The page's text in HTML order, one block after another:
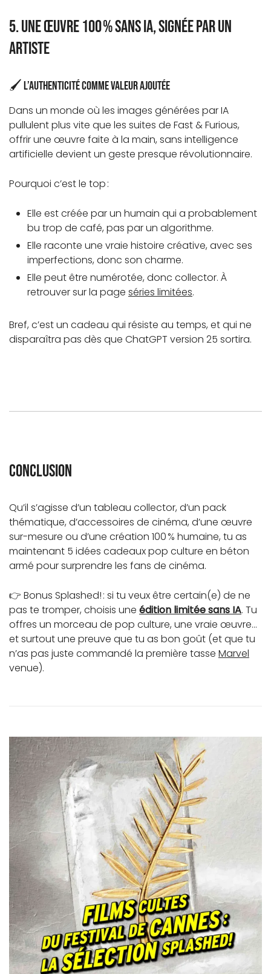
5. Une œuvre 100 % sans IA, signée par un
artiste
🖌️ L’authenticité comme valeur ajoutée
Dans un monde où les images générées par IA
pullulent plus vite que les suites de Fast & Furious,
offrir une œuvre faite à la main, sans intelligence
artificielle devient un geste presque révolutionnaire.
Pourquoi c’est le top :
Elle est créée par un humain qui a probablement
bu trop de café, pas par un algorithme.
Elle raconte une vraie histoire créative, avec ses
imperfections, donc son charme.
Elle peut être numérotée, donc collector. À
retrouver sur la page séries limitées.
Bref, c’est un cadeau qui résiste au temps, et qui ne
disparaîtra pas dès que ChatGPT version 25 sortira.
Conclusion
Qu’il s’agisse d’un tableau collector, d’un pack
thématique, d’accessoires de cinéma, d’une œuvre
sur-mesure ou d’une création 100 % humaine, tu as
maintenant 5 idées cadeaux pop culture en béton
armé pour surprendre les fans de cinéma.
👉 Bonus Splashed! : si tu veux être certain(e) de ne
pas te tromper, choisis une édition limitée sans IA. Tu
offres un morceau de pop culture, une vraie œuvre…
et surtout une preuve que tu as bon goût (et que tu
n’as pas juste commandé la première tasse Marvel
venue).